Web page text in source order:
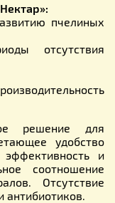
пчелиных
отсутствия
решение для
удобство
эффективность и
соотношение
Отсутствие
антибиотиков.